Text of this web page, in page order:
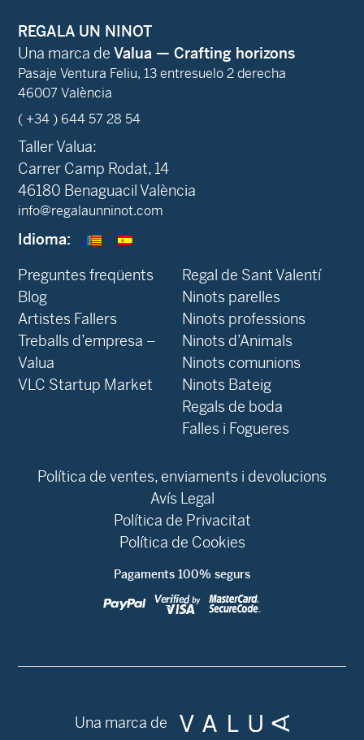
REGALA UN NINOT
Una marca de Valua — Crafting horizons
Pasaje Ventura Feliu, 13 entresuelo 2 derecha
46007 València
( +34 ) 644 57 28 54
Taller Valua:
Carrer Camp Rodat, 14
46180 Benaguacil València
info@regalaunninot.com
Idioma:
Preguntes freqüents
Blog
‍Artistes Fallers
Treballs d’empresa –
Valua
VLC Startup Market
Regal de Sant Valentí
Ninots parelles
Ninots professions
Ninots d’Animals
Ninots comunions
Ninots Bateig
Regals de boda
Falles i Fogueres
Política de ventes, enviaments i devolucions
Avís Legal
Política de Privacitat
Política de Cookies
Pagaments 100% segurs
Una marca de